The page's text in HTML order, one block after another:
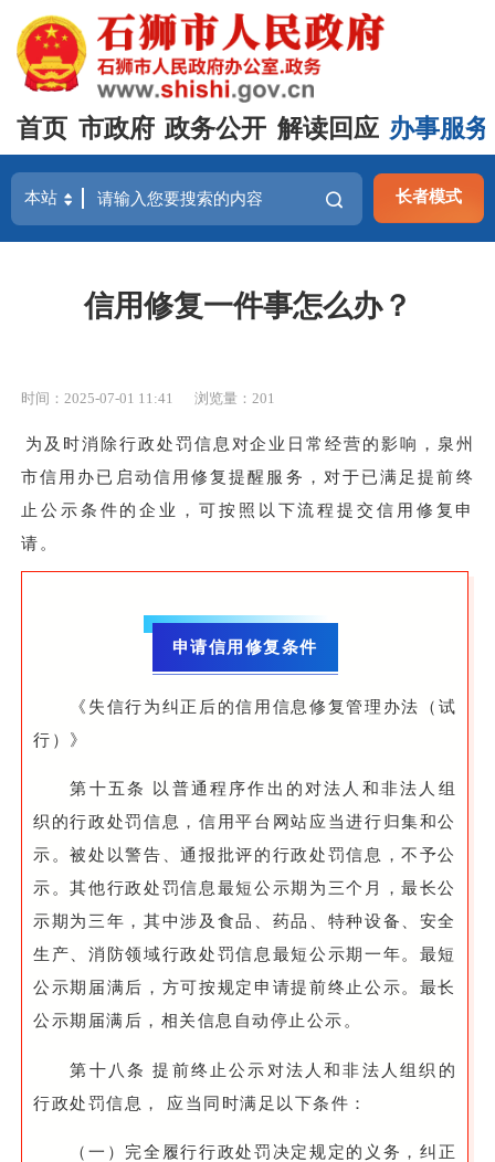
首页 市政府 政务公开 解读回应 办事服务
长者模式
信用修复一件事怎么办？
时间：2025-07-01 11:41 浏览量： 201
为及时消除行政处罚信息对企业日常经营的影响，泉州
市信用办已启动信用修复提醒服务，对于已满足提前终
止公示条件的企业，可按照以下流程提交信用修复申
请。
申请信用修复条件
《失信行为纠正后的信用信息修复管理办法（试
行）》
第十五条 以普通程序作出的对法人和非法人组
织的行政处罚信息，信用平台网站应当进行归集和公
示。被处以警告、通报批评的行政处罚信息，不予公
示。其他行政处罚信息最短公示期为三个月，最长公
示期为三年，其中涉及食品、药品、特种设备、安全
生产、消防领域行政处罚信息最短公示期一年。最短
公示期届满后，方可按规定申请提前终止公示。最长
公示期届满后，相关信息自动停止公示。
第十八条 提前终止公示对法人和非法人组织的
行政处罚信息， 应当同时满足以下条件：
（一）完全履行行政处罚决定规定的义务，纠正